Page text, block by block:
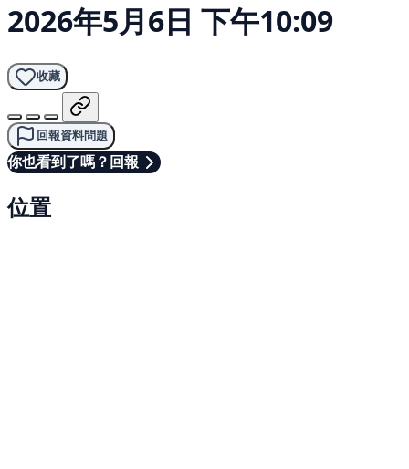
2026年5月6日 下午10:09
收藏
回報資料問題
你也看到了嗎？回報
位置